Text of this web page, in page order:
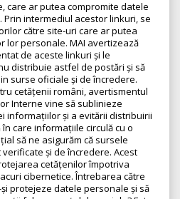
care ar putea compromite datele
intermediul acestor linkuri, se
către site-uri care ar putea
lor personale. MAI avertizează
de aceste linkuri și le
distribuie astfel de postări și să
surse oficiale și de încredere.
cetățenii români, avertismentul
Interne vine să sublinieze
informațiilor și a evitării distribuirii
care informațiile circulă cu o
să ne asigurăm că sursele
și de încredere. Acest
cetățenilor împotriva
cibernetice. Întrebarea către
protejeze datele personale și să